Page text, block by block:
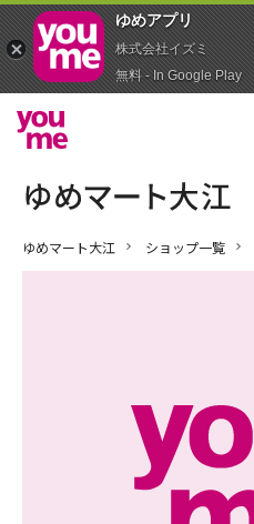
ゆめマート大江 ショップ一覧
ゆめアプ‪リ‬
株式会社イズミ
無料 - In Google Play